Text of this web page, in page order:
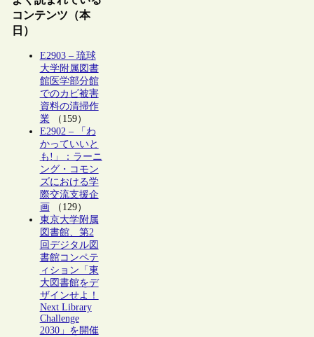
コンテンツ（本
日）
E2903 – 琉球
大学附属図書
館医学部分館
でのカビ被害
資料の清掃作
業（159）
E2902 – 「わ
かっていいと
も!」：ラーニ
ング・コモン
ズにおける学
際交流支援企
画 （129）
東京大学附属
図書館、第2
回デジタル図
書館コンペテ
ィション「東
大図書館をデ
ザインせよ！
Next Library
Challenge
2030」を開催